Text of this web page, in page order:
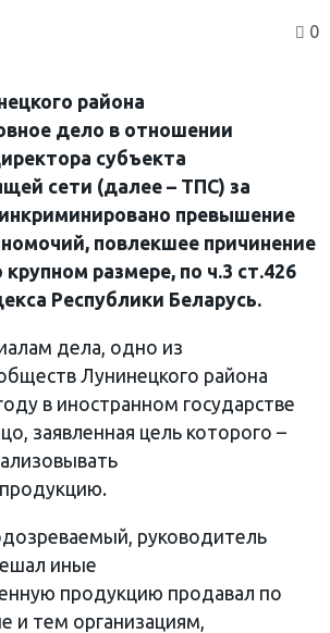
0
района
дело в отношении
субъекта
сети (далее – ТПС) за
превышение
повлекшее причинение
размере, по ч.3 ст.426
Республики Беларусь.
дела, одно из
Лунинецкого района
в иностранном государстве
заявленная цель которого –
руководитель
иные
продукцию продавал по
и тем организациям,